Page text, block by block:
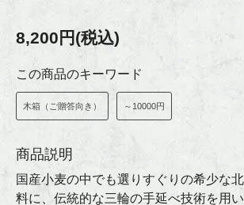
8,200円(税込)
この商品のキーワード
木箱（ご贈答向き） ～10000円
商品説明
国産小麦の中でも選りすぐりの希少な
料に、伝統的な三輪の手延べ技術を用